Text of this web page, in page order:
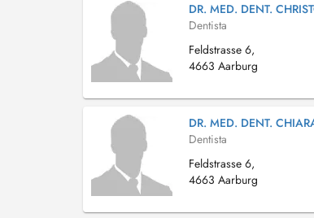
DR. MED. DENT.
Dentista
Feldstrasse 6,
4663 Aarburg
DR. MED. DENT.
Dentista
Feldstrasse 6,
4663 Aarburg